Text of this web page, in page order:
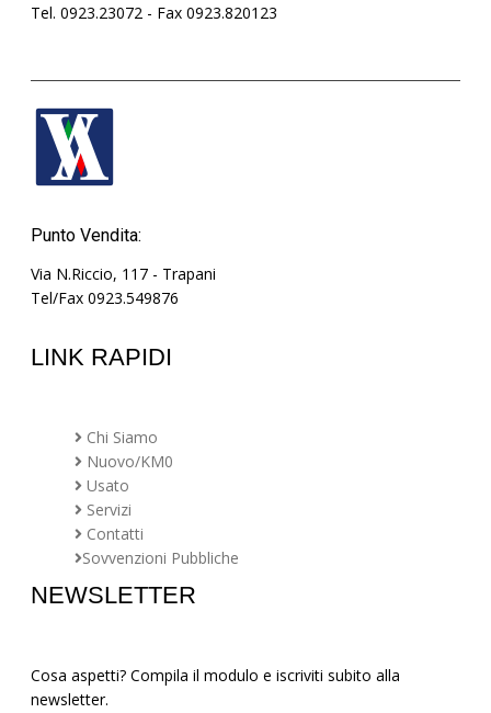
Tel. 0923.23072 - Fax 0923.820123
Punto Vendita:
Via N.Riccio, 117 - Trapani
Tel/Fax 0923.549876
LINK RAPIDI
Chi Siamo
Nuovo/KM0
Usato
Servizi
Contatti
Sovvenzioni Pubbliche
NEWSLETTER
Cosa aspetti? Compila il modulo e iscriviti subito alla
newsletter.